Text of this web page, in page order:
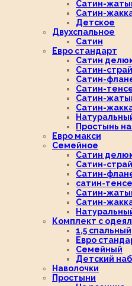
Сатин-
Сатин-
Детское
Двухспальное
Сатин
Евро стандарт
Сатин
Сатин-
Сатин-
Сатин-
Сатин-
Сатин-
Простынь
Евро макси
Семейное
Сатин
Сатин-
Сатин-
сатин-
Сатин-
Сатин-
Комплект с
1,5 спальный
Евро
Семейный
Детский
Наволочки
Простыни